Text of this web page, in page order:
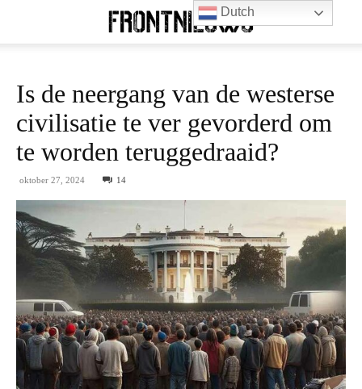
Is de neergang van de westerse
civilisatie te ver gevorderd om
te worden teruggedraaid?
oktober 27, 2024 14
Dutch